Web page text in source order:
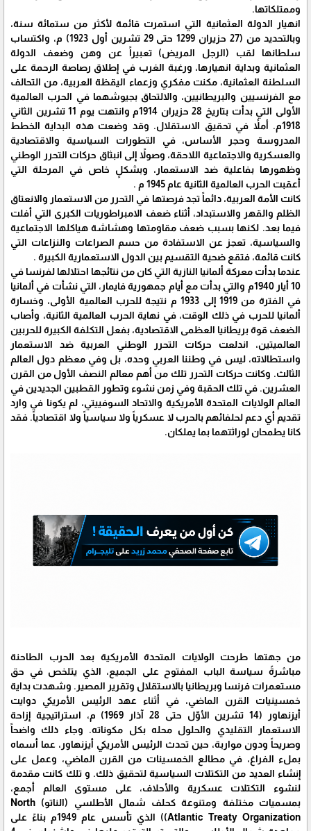
وممتلكاتها.
انهيار الدولة العثمانية التي استمرت قائمة لأكثر من ستمائة سنة،
وبالتحديد من (27 حزيران 1299 حتى 29 تشرين أول 1923) م، واكتساب
سلطانها لقب (الرجل المريض) تعبيراً عن وهن وضعف الدولة
العثمانية وبداية انهيارها، ورغبة الغرب في إطلاق رصاصة الرحمة على
السلطنة العثمانية، مكنت مفكري وزعماء اليقظة العربية، من التحالف
مع الفرنسيين والبريطانيين، والالتحاق بجيوشهما في الحرب العالمية
الأولى التي بدأت بتاريخ 28 حزيران 1914م وانتهت يوم 11 تشرين الثاني
1918م. أملاً في تحقيق الاستقلال. وقد وضعت هذه البداية الخطط
المدروسة وحجر الأساس، في التطورات السياسية والاقتصادية
والعسكرية والاجتماعية اللاحقة، وصولاً إلى انبثاق حركات التحرر الوطني
وظهورها بفاعلية ضد الاستعمار، وبشكلٍ خاص في المرحلة التي
أعقبت الحرب العالمية الثانية عام 1945 م .
كانت الأمة العربية، دائماً تجد فرصتها في التحرر من الاستعمار والانعتاق
الظلم والقهر والاستبداد، أثناء ضعف الامبراطوريات الكبرى التي أفلت
فيما بعد. لكنها بسبب ضعف مقاومتها وهشاشة هياكلها الاجتماعية
والسياسية، تعجز عن الاستفادة من حسم الصراعات والنزاعات التي
كانت قائمة، فتقع ضحية التقسيم بين الدول الاستعمارية الكبيرة .
عندما بدأت معركة ألمانيا النازية التي كان من نتائجها احتلالها لفرنسا في
10 أيار 1940م والتي بدأت مع أيام جمهورية فايمار، التي نشأت في ألمانيا
في الفترة من 1919 إلى 1933 م نتيجة للحرب العالمية الأولى، وخسارة
ألمانيا للحرب في ذلك الوقت، في نهاية الحرب العالمية الثانية، وأصاب
الضعف قوة بريطانيا العظمى الاقتصادية، بفعل التكلفة الكبيرة للحربين
العالميتين، اندلعت حركات التحرر الوطني العربية ضد الاستعمار
واستطالاته، ليس في وطننا العربي وحده، بل وفي معظم دول العالم
الثالث. وكانت حركات التحرر تلك من أهم معالم النصف الأول من القرن
العشرين. في تلك الحقبة وفي زمن نشوء وتطور القطبين الجديدين في
العالم الولايات المتحدة الأمريكية والاتحاد السوفييتي، لم يكونا في وارد
تقديم أي دعم لحلفائهم بالحرب لا عسكرياً ولا سياسياً ولا اقتصادياً. فقد
كانا يطمحان لوراثتهما بما يملكان.
من جهتها طرحت الولايات المتحدة الأمريكية بعد الحرب الطاحنة
مباشرةً سياسة الباب المفتوح على الجميع، الذي يتلخص في حق
مستعمرات فرنسا وبريطانيا بالاستقلال وتقرير المصير. وشهدت بداية
خمسينيات القرن الماضي، في أثناء عهد الرئيس الأمريكي دوايت
أيزنهاور (14 تشرين الأوّل حتى 28 آذار 1969) م، استراتيجية إزاحة
الاستعمار التقليدي والحلول محله بكل مكوناته. وجاء ذلك واضحاً
وصريحاً ودون مواربة، حين تحدث الرئيس الأمريكي أيزنهاور، عما أسماه
بملء الفراغ، في مطالع الخمسينات من القرن الماضي، وعمل على
إنشاء العديد من التكتلات السياسية لتحقيق ذلك. و تلك كانت مقدمة
لنشوء التكتلات عسكرية والأحلاف، على مستوى العالم أجمع،
بمسميات مختلفة ومتنوعة كحلف شمال الأطلسي (الناتو) North
Atlantic Treaty Organization)‏) الذي تأسس عام 1949م بناءً على